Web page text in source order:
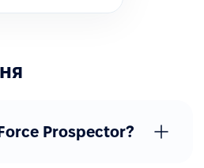
Prospector?